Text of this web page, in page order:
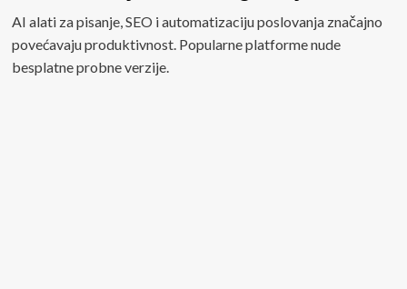
AI alati za pisanje, SEO i automatizaciju poslovanja značajno
povećavaju produktivnost. Popularne platforme nude
besplatne probne verzije.